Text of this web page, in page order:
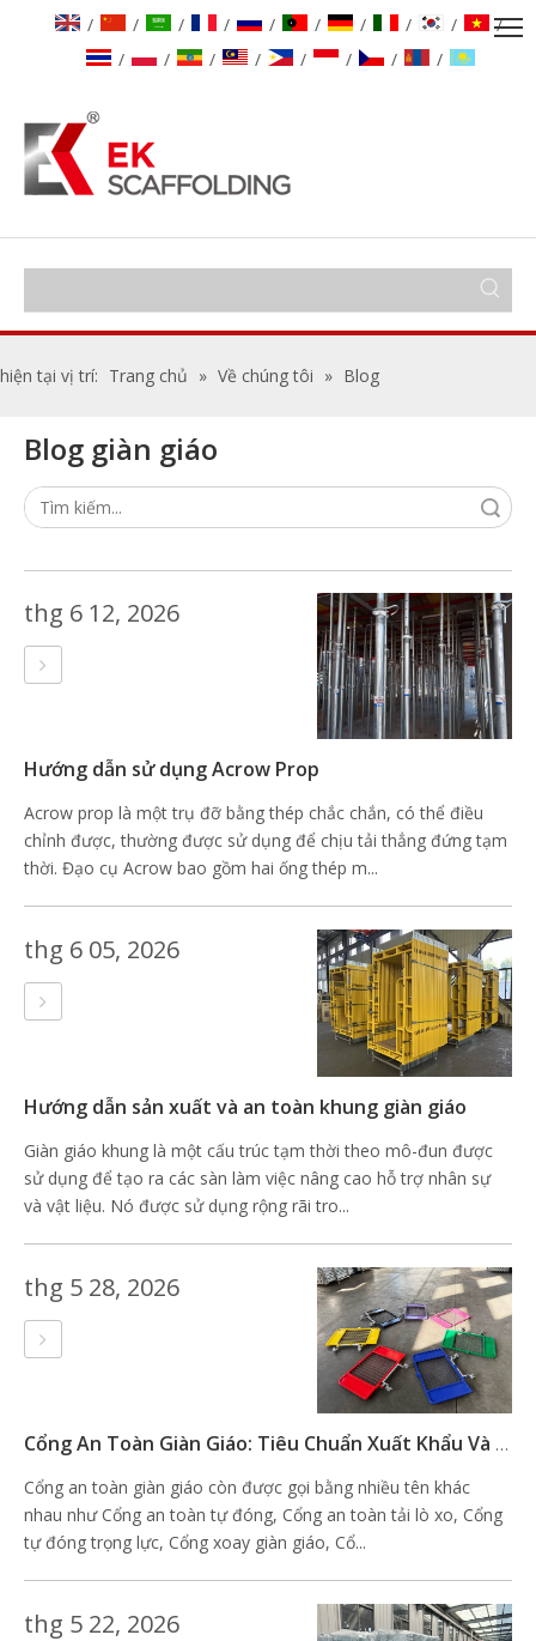
/ / / / / / / / /
/
/
/ / / / / / /
hiện tại vị trí: Trang chủ » Về chúng tôi » Blog
Blog giàn giáo
thg 6 12, 2026
Hướng dẫn sử dụng Acrow Prop
Acrow prop là một trụ đỡ bằng thép chắc chắn, có thể điều
chỉnh được, thường được sử dụng để chịu tải thẳng đứng tạm
thời. Đạo cụ Acrow bao gồm hai ống thép m...
thg 6 05, 2026
Hướng dẫn sản xuất và an toàn khung giàn giáo
Giàn giáo khung là một cấu trúc tạm thời theo mô-đun được
sử dụng để tạo ra các sàn làm việc nâng cao hỗ trợ nhân sự
và vật liệu. Nó được sử dụng rộng rãi tro...
thg 5 28, 2026
Cổng An Toàn Giàn Giáo: Tiêu Chuẩn Xuất Khẩu Và Kiểm Tra Chất Lượng
Cổng an toàn giàn giáo còn được gọi bằng nhiều tên khác
nhau như Cổng an toàn tự đóng, Cổng an toàn tải lò xo, Cổng
tự đóng trọng lực, Cổng xoay giàn giáo, Cổ...
thg 5 22, 2026